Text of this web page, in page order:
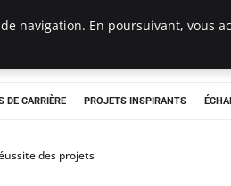
DE CARRIÈRE PROJETS INSPIRANTS
des projets
navigation. En poursuivant, vous